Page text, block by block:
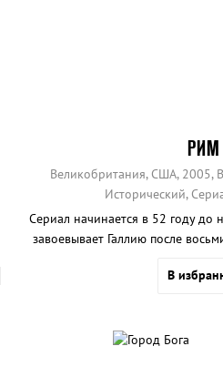
РИМ
Великобритания, США, 2005,
Исторический,
Сериал начинается в 52 году до
завоевывает Галлию после
В